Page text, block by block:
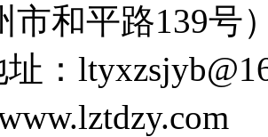
市和平路139
址：